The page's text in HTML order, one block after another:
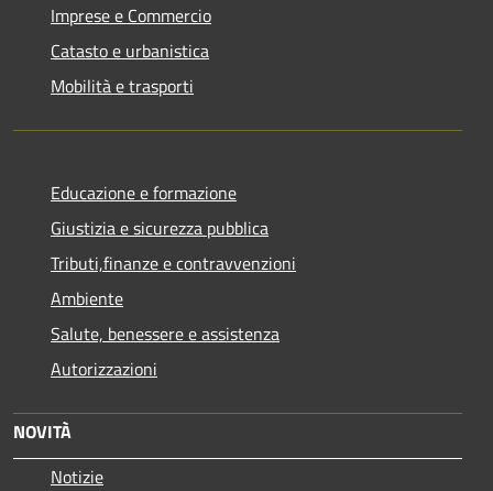
Imprese e Commercio
Catasto e urbanistica
Mobilità e trasporti
Educazione e formazione
Giustizia e sicurezza pubblica
Tributi,finanze e contravvenzioni
Ambiente
Salute, benessere e assistenza
Autorizzazioni
NOVITÀ
Notizie